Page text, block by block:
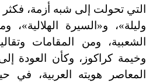
التي تحولت إلى شبه أزمة،
وليلة»، و«السيرة الهلالية»،
الشعبية، ومن المقامات
وخيمة كراكوز، وكأن العودة
المعاصر هويته العربية، في